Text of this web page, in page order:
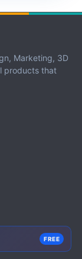
Marketing, 3D
products that
FREE